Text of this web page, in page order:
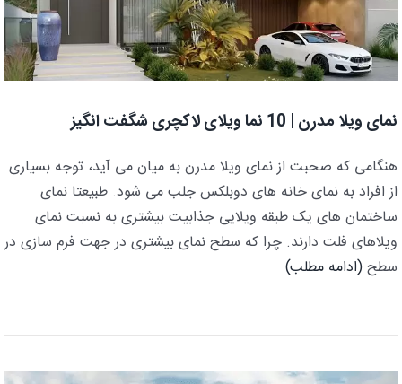
نمای ویلا مدرن | 10 نما ویلای لاکچری شگفت انگیز
هنگامی که صحبت از نمای ویلا مدرن به میان می آید، توجه بسیاری
از افراد به نمای خانه های دوبلکس جلب می شود. طبیعتا نمای
ساختمان های یک طبقه ویلایی جذابیت بیشتری به نسبت نمای
ویلاهای فلت دارند. چرا که سطح نمای بیشتری در جهت فرم سازی در
سطح(ادامه مطلب)